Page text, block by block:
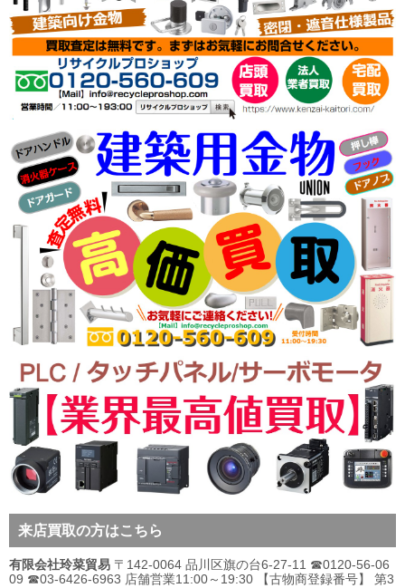
来店買取の方はこちら
有限会社玲菜貿易 〒142-0064 品川区旗の台6-27-11 ☎0120-56-06
09 ☎03-6426-6963 店舗営業11:00～19:30 【古物商登録番号】 第3